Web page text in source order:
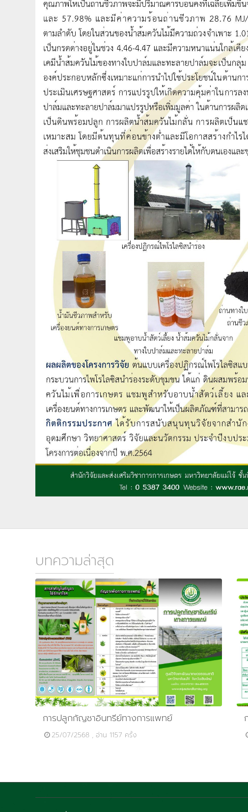
บทความล่าสุด
การปลูกกัญชาอินทรีย์ทางการแพทย์
25/07/2568 , อ่าน 1157 ครั้ง